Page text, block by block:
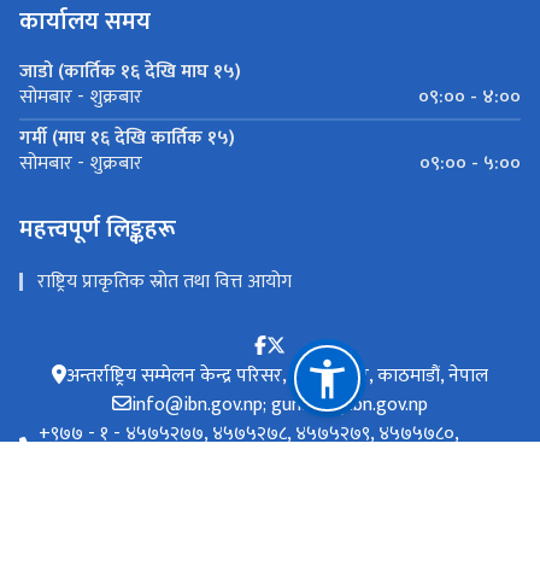
कार्यालय समय
जाडो (कार्तिक १६ देखि माघ १५)
सोमबार - शुक्रबार
०९:०० - ४:००
गर्मी (माघ १६ देखि कार्तिक १५)
सोमबार - शुक्रबार ०९:०० - ५:००
महत्त्वपूर्ण लिङ्कहरू
राष्ट्रिय प्राकृतिक स्रोत तथा वित्त आयोग
अन्तर्राष्ट्रिय सम्मेलन केन्द्र परिसर, नयाँ बानेश्वर, काठमाडौं, नेपाल
info@ibn.gov.np; gunaso@ibn.gov.np
‌+९७७ - १ - ४५७५२७७, ४५७५२७८, ४५७५२७९, ४५७५७८०,